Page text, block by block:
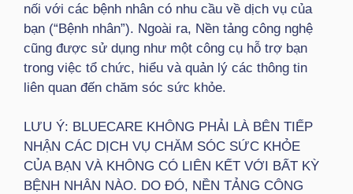
nối với các bệnh nhân có nhu cầu về dịch vụ của
bạn (“Bệnh nhân”). Ngoài ra, Nền tảng công nghệ
cũng được sử dụng như một công cụ hỗ trợ bạn
trong việc tổ chức, hiểu và quản lý các thông tin
liên quan đến chăm sóc sức khỏe.
LƯU Ý: BLUECARE KHÔNG PHẢI LÀ BÊN TIẾP
NHẬN CÁC DỊCH VỤ CHĂM SÓC SỨC KHỎE
CỦA BẠN VÀ KHÔNG CÓ LIÊN KẾT VỚI BẤT KỲ
BỆNH NHÂN NÀO. DO ĐÓ, NỀN TẢNG CÔNG